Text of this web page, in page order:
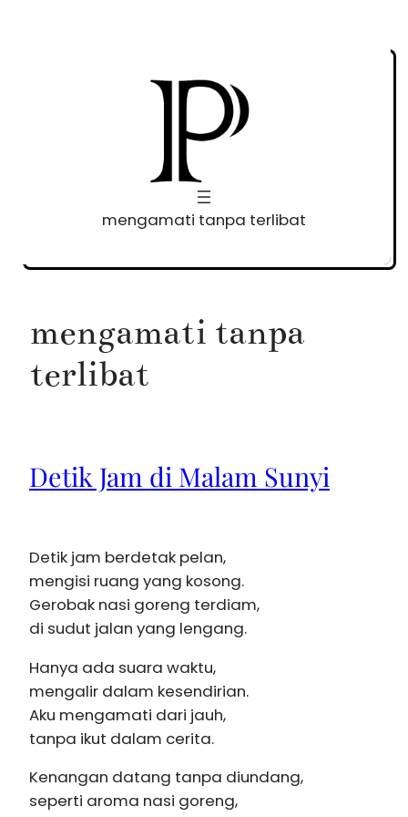
mengamati tanpa terlibat
mengamati tanpa
terlibat
Detik Jam di Malam Sunyi
Detik jam berdetak pelan,
mengisi ruang yang kosong.
Gerobak nasi goreng terdiam,
di sudut jalan yang lengang.
Hanya ada suara waktu,
mengalir dalam kesendirian.
Aku mengamati dari jauh,
tanpa ikut dalam cerita.
Kenangan datang tanpa diundang,
seperti aroma nasi goreng,